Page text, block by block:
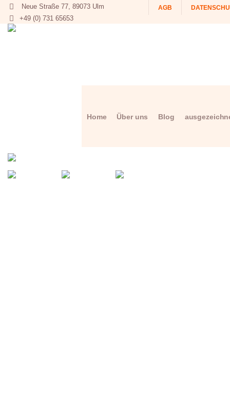
AGB
Neue Straße 77, 89073 Ulm
+49 (0) 731 65653
Home Über uns Blog